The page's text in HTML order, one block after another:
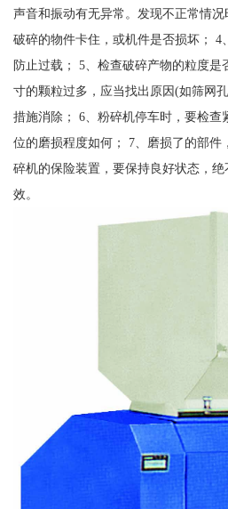
声音和振动有无异常。发现不正常情
破碎的物件卡住，或机件是否损坏； 4
防止过载； 5、检查破碎产物的粒度是
寸的颗粒过多，应当找出原因(如筛网
措施消除； 6、粉碎机停车时，要检查
位的磨损程度如何； 7、磨损了的部件
碎机的保险装置，要保持良好状态，
效。